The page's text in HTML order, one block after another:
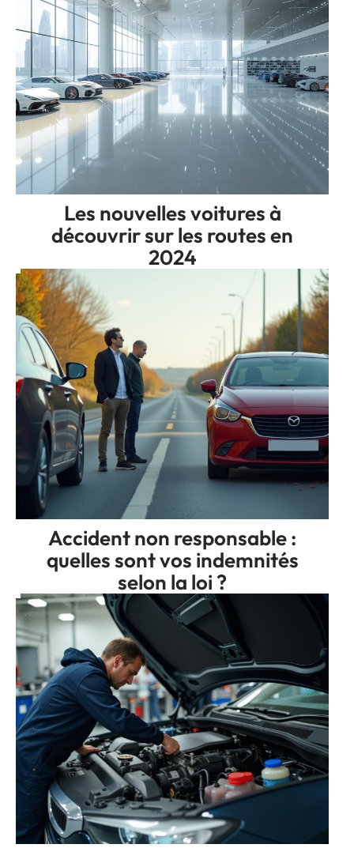
Les nouvelles voitures à
découvrir sur les routes en
2024
Accident non responsable :
quelles sont vos indemnités
selon la loi ?